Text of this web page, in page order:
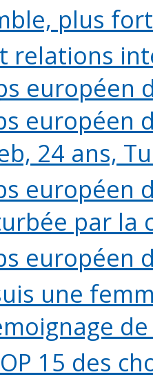
plus
relations
européen
européen
24 ans,
européen
par la
européen
une
de
15 des